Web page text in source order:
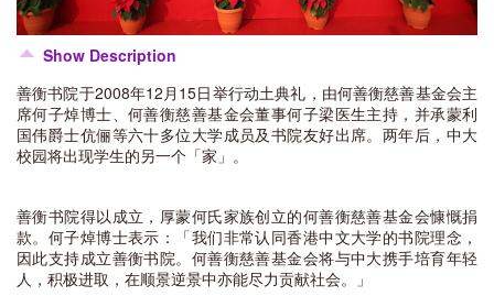
Show Description
善衡书院于2008年12月15日举行动土典礼，由何善衡慈善基金会主
席何子焯博士、何善衡慈善基金会董事何子梁医生主持，并承蒙利
国伟爵士伉俪等六十多位大学成员及书院友好出席。两年后，中大
校园将出现学生的另一个「家」。
善衡书院得以成立，厚蒙何氏家族创立的何善衡慈善基金会慷慨捐
款。何子焯博士表示：「我们非常认同香港中文大学的书院理念，
因此支持成立善衡书院。何善衡慈善基金会将与中大携手培育年轻
人，积极进取，在顺景逆景中亦能尽力贡献社会。」